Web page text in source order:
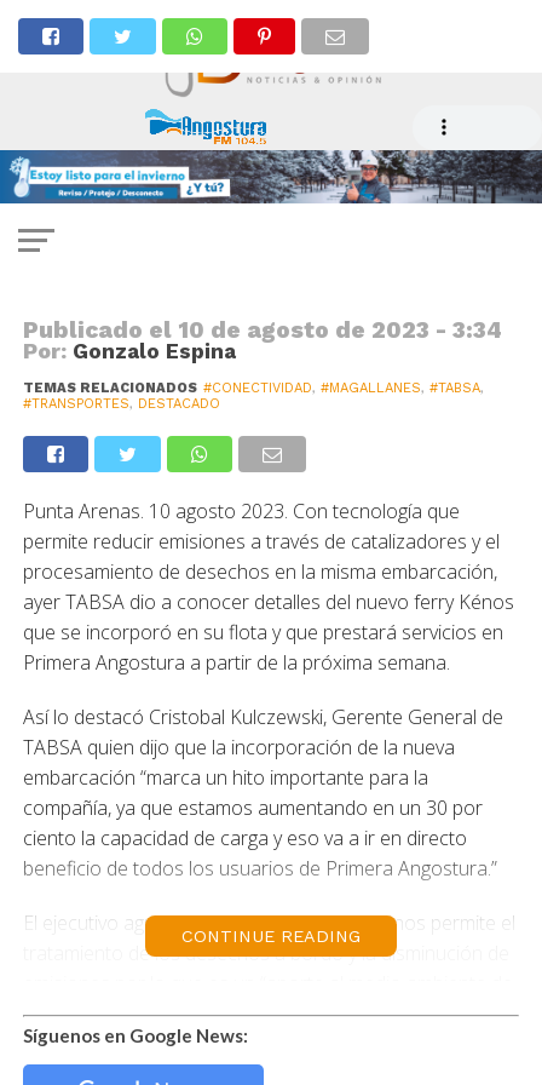
Moderno ferry de Tabsa incorpora
tecnología amigable con el medio
ambiente
Publicado el 10 de agosto de 2023 - 3:34
Por: Gonzalo Espina
TEMAS RELACIONADOS #CONECTIVIDAD, #MAGALLANES, #TABSA,
#TRANSPORTES, DESTACADO
Punta Arenas. 10 agosto 2023. Con tecnología que
permite reducir emisiones a través de catalizadores y el
procesamiento de desechos en la misma embarcación,
ayer TABSA dio a conocer detalles del nuevo ferry Kénos
que se incorporó en su flota y que prestará servicios en
Primera Angostura a partir de la próxima semana.
Así lo destacó Cristobal Kulczewski, Gerente General de
TABSA quien dijo que la incorporación de la nueva
embarcación “marca un hito importante para la
compañía, ya que estamos aumentando en un 30 por
ciento la capacidad de carga y eso va a ir en directo
beneficio de todos los usuarios de Primera Angostura.”
El ejecutivo agregó que la tecnología del Kénos permite el
tratamiento de los desechos a bordo y la disminución de
nuestra región que tenemos que proteger porque tiene
unos paisajes maravillosos.”
CONTINUE READING
Síguenos en Google News: